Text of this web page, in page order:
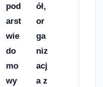
pod
arst
wie
do
mo
wy
ół,
or
ga
niz
acj
a z